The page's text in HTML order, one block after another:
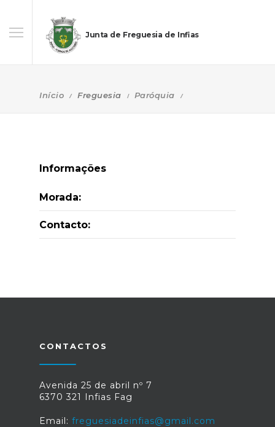
Junta de Freguesia de Infias
Início Freguesia Paróquia
Informações
Morada:
Contacto:
CONTACTOS
Avenida 25 de abril nº 7
6370 321 Infias Fag
Email: freguesiadeinfias@gmail.com